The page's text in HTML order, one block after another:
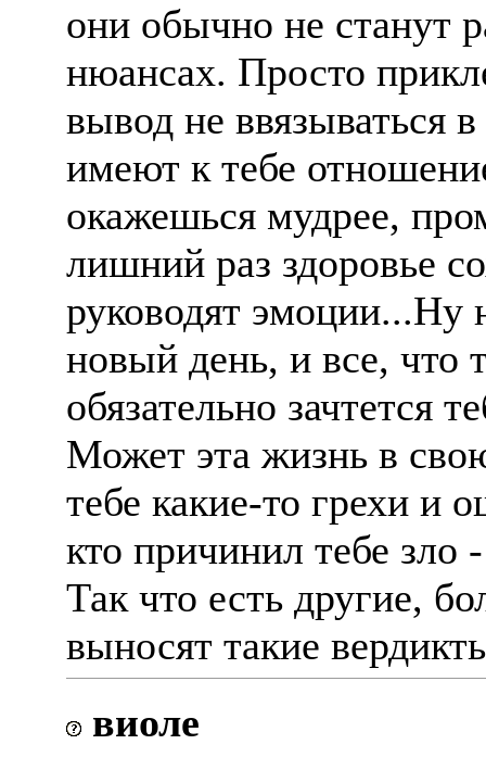
они обычно не станут
нюансах. Просто
вывод не ввязываться
имеют к тебе
окажешься мудрее,
лишний раз здоровье
руководят эмоции...Ну
новый день, и все, что
обязательно зачтется
Может эта жизнь в
тебе какие-то грехи и
кто причинил тебе зло
Так что есть другие,
выносят такие
виоле